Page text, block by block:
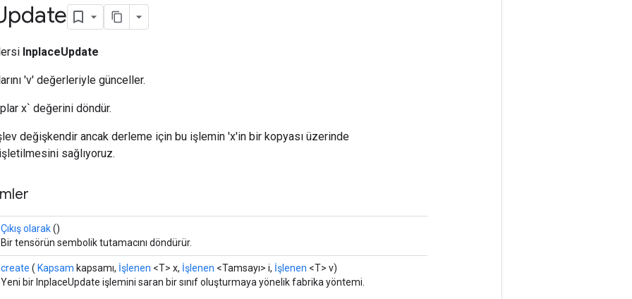
InplaceUpdate
'v' değerleriyle günceller.
x` değerini döndür.
değişkendir ancak derleme için bu işlemin 'x'in bir kopyası üzerinde
sağlıyoruz.
Çıkış olarak()
Bir tensörün sembolik tutamacını döndürür.
create ( Kapsam kapsamı, İşlenen <T> x, İşlenen <Tamsayı> i, İşlenen <T> v)
Yeni bir InplaceUpdate işlemini saran bir sınıf oluşturmaya yönelik fabrika yöntemi.